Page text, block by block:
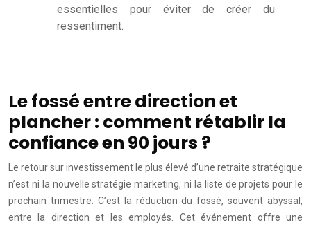
essentielles pour éviter de créer du
ressentiment.
Le fossé entre direction et
plancher : comment rétablir la
confiance en 90 jours ?
Le retour sur investissement le plus élevé d’une retraite stratégique
n’est ni la nouvelle stratégie marketing, ni la liste de projets pour le
prochain trimestre. C’est la réduction du fossé, souvent abyssal,
entre la direction et les employés. Cet événement offre une